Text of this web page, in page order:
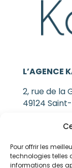
Pour offrir les
technologies telles
informations des
L’AGENCE
2, rue de la
49124